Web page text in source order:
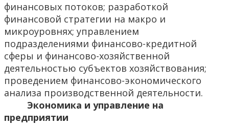
финансовых потоков; разработкой
финансовой стратегии на макро и
микроуровнях; управлением
подразделениями финансово-кредитной
сферы и финансово-хозяйственной
деятельностью субъектов хозяйствования;
проведением финансово-экономического
анализа производственной деятельности.
Экономика и управление на
предприятии